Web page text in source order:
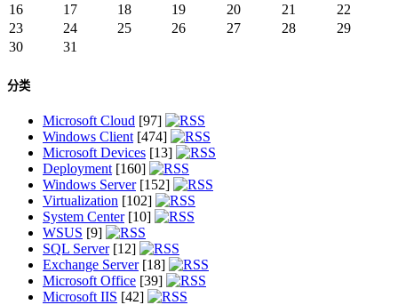
16
17 18 19 20 21
22
23
24 25 26 27 28
29
30
31
分类
Microsoft Cloud [97]
Windows Client [474]
Microsoft Devices [13]
Deployment [160]
Windows Server[152]
Virtualization [102]
System Center[10]
WSUS [9]
SQL Server[12]
Exchange Server[18]
Microsoft Office [39]
Microsoft IIS [42]